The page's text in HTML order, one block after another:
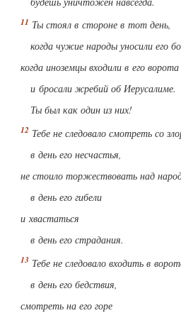
Ты стоял в стороне в тот день,
когда чужие народы уносили его
когда иноземцы входили в его ворота
и бросали жребий об Иерусалиме.
Ты был как один из них!
Тебе не следовало смотреть со
в день его несчастья,
не стоило торжествовать над
в день его гибели
и хвастаться
в день его страдания.
Тебе не следовало входить в
в день его бедствия,
смотреть на его горе